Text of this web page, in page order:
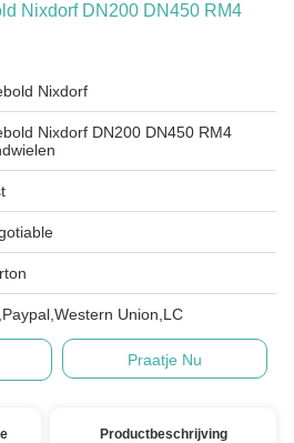
Nixdorf DN200 DN450 RM4
Nixdorf
Nixdorf DN200 DN450 RM4
Union,LC
Praatje Nu
Productbeschrijving